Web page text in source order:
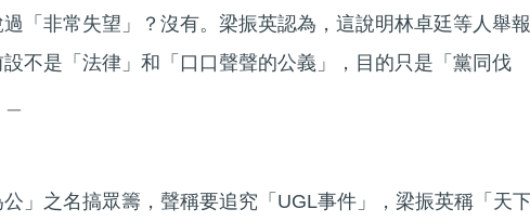
「非常失望」？沒有。梁振英認為，這說明林卓廷等人舉報
不是「法律」和「口口聲聲的公義」，目的只是「黨同伐
」之名搞眾籌，聲稱要追究「UGL事件」，梁振英稱「天